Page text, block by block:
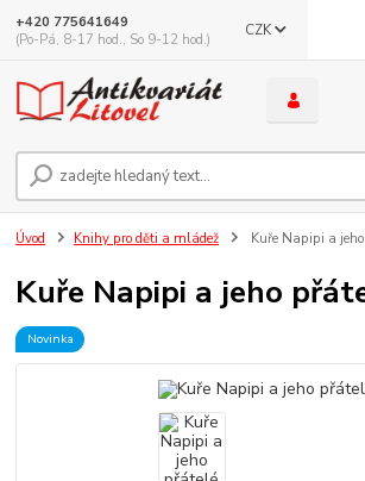
CZK
+420 775641649
(Po-Pá, 8-17 hod., So 9-12 hod.)
Úvod Knihy pro děti a mládež Kuře Napipi a
Kuře Napipi a jeho
Novinka